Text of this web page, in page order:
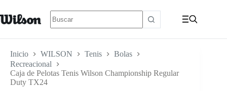
Inicio WILSON Tenis
Bolas
Recreacional
Caja de Pelotas Tenis Wilson Championship Regular
Duty TX24